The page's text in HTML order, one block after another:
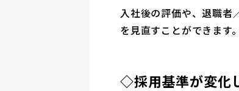
入社後の評価や、退職者
を見直すことができます。
◇採用基準が変化